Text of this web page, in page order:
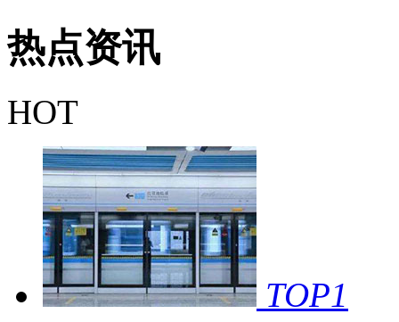
热点资讯
HOT
TOP1